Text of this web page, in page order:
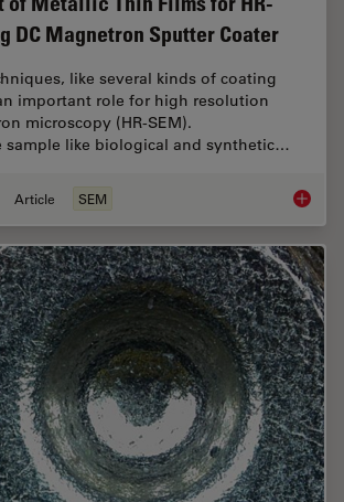
DC Magnetron Sputter Coater
like several kinds of coating
important role for high resolution
microscopy (HR-SEM).
sample like biological and synthetic…
Article SEM